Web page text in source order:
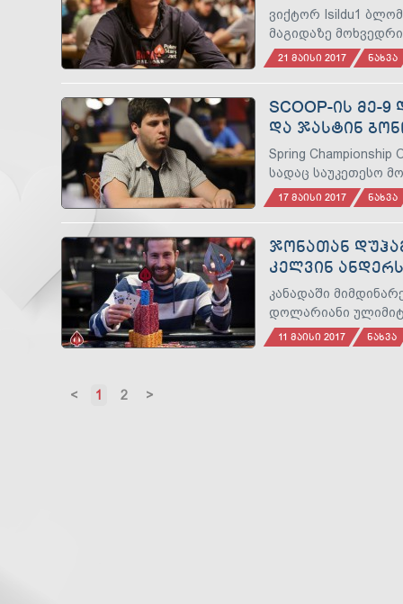
ვიქტორ Isildu1
მაგიდაზე
21 ᲛᲐᲘᲡᲘ 2017 ᲜᲐᲮᲕᲐ
SCOOP-ᲘᲡ ᲛᲔ-
ᲓᲐ ᲯᲐᲡᲢᲘᲜ
Spring
სადაც საუკეთესო
17 ᲛᲐᲘᲡᲘ 2017 ᲜᲐᲮᲕᲐ
ᲯᲝᲜᲐᲗᲐᲜ
ᲙᲔᲚᲕᲘᲜ
ᲘᲒᲔᲑᲔᲜ
კანადაში
დოლარიანი
11 ᲛᲐᲘᲡᲘ 2017 ᲜᲐᲮᲕᲐ
Previous
1 2 Next